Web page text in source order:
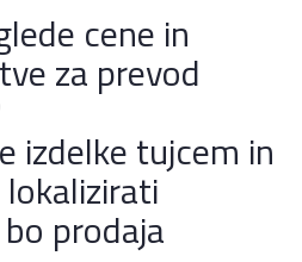
cene in
za prevod
izdelke tujcem in
prodaja